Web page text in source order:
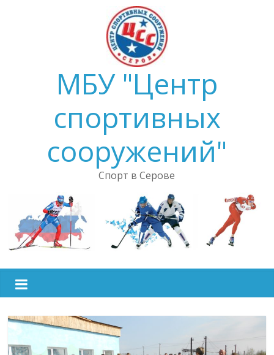
МБУ "Центр
спортивных
сооружений"
Спорт в Серове